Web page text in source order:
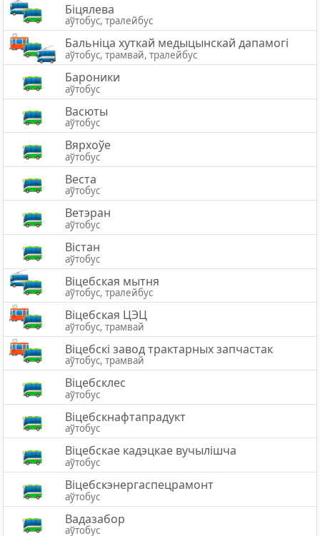
Біцялева
аўтобус, тралейбус
Бальніца хуткай медыцынскай дапамогі
аўтобус, трамвай, тралейбус
Бароники
аўтобус
Васюты
аўтобус
Вярхоўе
аўтобус
Веста
аўтобус
Ветэран
аўтобус
Вістан
аўтобус
Вiцебская мытня
аўтобус, тралейбус
Віцебская ЦЭЦ
аўтобус, трамвай
Віцебскі завод трактарных запчастак
аўтобус, трамвай
Віцебсклес
аўтобус
Віцебскнафтапрадукт
аўтобус
Віцебскае кадэцкае вучылішча
аўтобус
Віцебскэнергаспецрамонт
аўтобус
Вадазабор
аўтобус